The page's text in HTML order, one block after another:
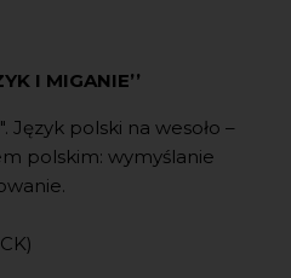
I MIGANIE’’
Język polski na wesoło –
polskim: wymyślanie